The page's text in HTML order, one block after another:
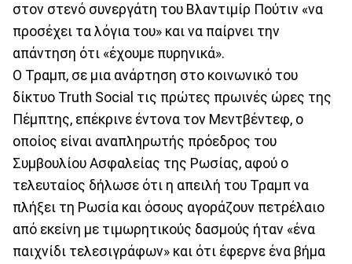
στον στενό συνεργάτη του Βλαντιμίρ Πούτιν «να
προσέχει τα λόγια του» και να παίρνει την
απάντηση ότι «έχουμε πυρηνικά».
Ο Τραμπ, σε μια ανάρτηση στο κοινωνικό του
δίκτυο Truth Social τις πρώτες πρωινές ώρες της
Πέμπτης, επέκρινε έντονα τον Μεντβέντεφ, ο
οποίος είναι αναπληρωτής πρόεδρος του
Συμβουλίου Ασφαλείας της Ρωσίας, αφού ο
τελευταίος δήλωσε ότι η απειλή του Τραμπ να
πλήξει τη Ρωσία και όσους αγοράζουν πετρέλαιο
από εκείνη με τιμωρητικούς δασμούς ήταν «ένα
παιχνίδι τελεσιγράφων» και ότι έφερνε ένα βήμα